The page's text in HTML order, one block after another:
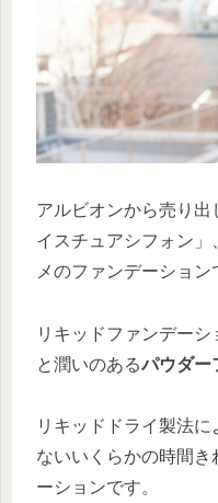
アルビオンから売り
イスチュアシフォン」
メのファンデーション
リキッドファンデー
と潤いのあるパウダー
リキッドドライ製法
ないいくらかの時間
ーションです。